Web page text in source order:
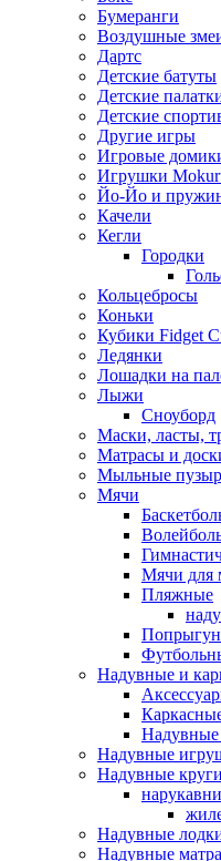
Бумеранги
Воздушные
Дартс
Детские батуты
Детские
Детские
Другие игры
Игровые
Игрушки
Йо-Йо и
Качели
Кегли
Городки
Кольцебросы
Коньки
Кубики Fidget
Ледянки
Лошадки на
Лыжи
Сноуборд
Маски, ласты,
Матрасы и
Мыльные
Мячи
Мячи для
Пляжные
Надувные и
Надувные
Надувные
Надувные круги
Надувные
Надувные